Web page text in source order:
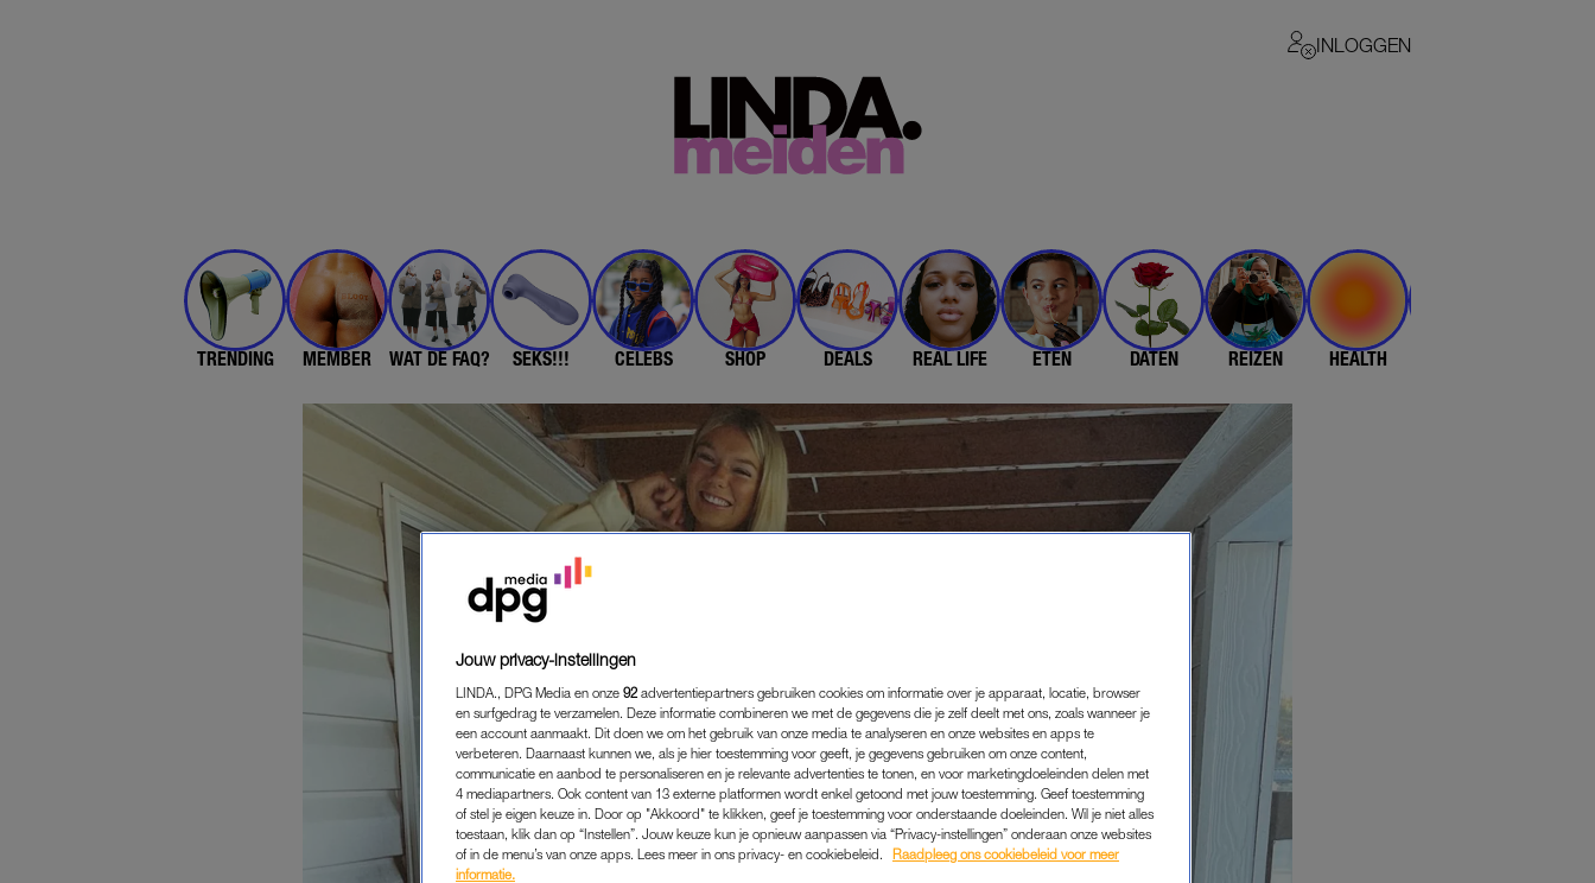
INLOGGEN
TRENDING MEMBER WAT DE FAQ? SEKS!!! CELEBS SHOP DEALS REAL LIFE ETEN DATEN REIZEN HEALTH
Jouw privacy-instellingen
LINDA., DPG Media en onze 92 advertentiepartners gebruiken cookies om informatie over je apparaat, locatie, browser
en surfgedrag te verzamelen. Deze informatie combineren we met de gegevens die je zelf deelt met ons, zoals wanneer je
een account aanmaakt. Dit doen we om het gebruik van onze media te analyseren en onze websites en apps te
verbeteren. Daarnaast kunnen we, als je hier toestemming voor geeft, je gegevens gebruiken om onze content,
communicatie en aanbod te personaliseren en je relevante advertenties te tonen, en voor marketingdoeleinden delen met
4 mediapartners. Ook content van 13 externe platformen wordt enkel getoond met jouw toestemming. Geef toestemming
of stel je eigen keuze in. Door op "Akkoord" te klikken, geef je toestemming voor onderstaande doeleinden. Wil je niet alles
toestaan, klik dan op “Instellen”. Jouw keuze kun je opnieuw aanpassen via “Privacy-instellingen” onderaan onze websites
of in de menu’s van onze apps. Lees meer in ons privacy- en cookiebeleid.
Raadpleeg ons cookiebeleid voor meer
informatie.